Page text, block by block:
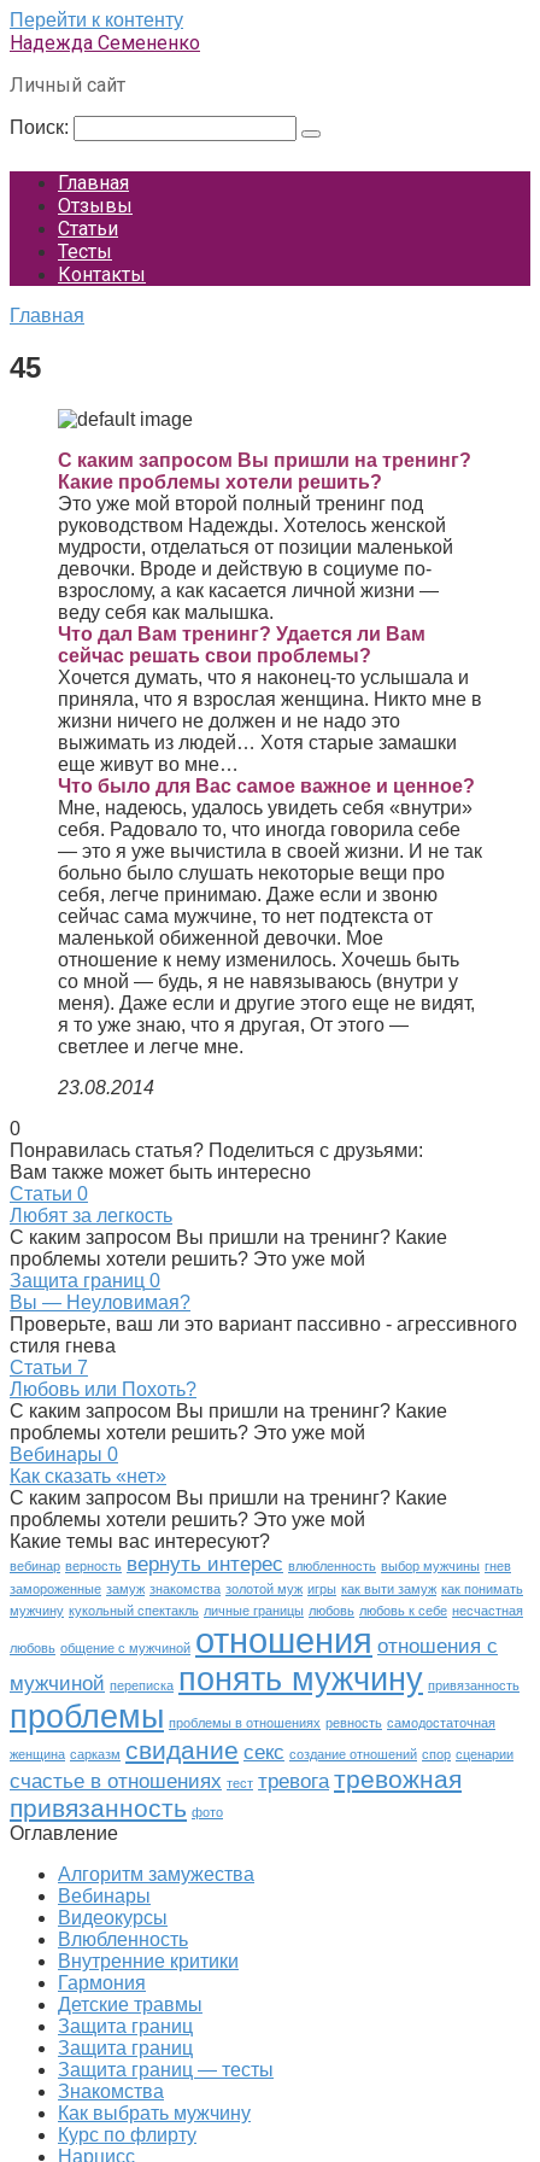
Перейти к контенту
Надежда Семененко
Личный сайт
Поиск:
Главная
Отзывы
Статьи
Тесты
Контакты
Главная
45
С каким запросом Вы пришли на тренинг?
Какие проблемы хотели решить?
Это уже мой второй полный тренинг под
руководством Надежды. Хотелось женской
мудрости, отделаться от позиции маленькой
девочки. Вроде и действую в социуме по-
взрослому, а как касается личной жизни —
веду себя как малышка.
Что дал Вам тренинг? Удается ли Вам
сейчас решать свои проблемы?
Хочется думать, что я наконец-то услышала и
приняла, что я взрослая женщина. Никто мне в
жизни ничего не должен и не надо это
выжимать из людей… Хотя старые замашки
еще живут во мне…
Что было для Вас самое важное и ценное?
Мне, надеюсь, удалось увидеть себя «внутри»
себя. Радовало то, что иногда говорила себе
— это я уже вычистила в своей жизни. И не так
больно было слушать некоторые вещи про
себя, легче принимаю. Даже если и звоню
сейчас сама мужчине, то нет подтекста от
маленькой обиженной девочки. Мое
отношение к нему изменилось. Хочешь быть
со мной — будь, я не навязываюсь (внутри у
меня). Даже если и другие этого еще не видят,
я то уже знаю, что я другая, От этого —
светлее и легче мне.
23.08.2014
0
Понравилась статья? Поделиться с друзьями:
Вам также может быть интересно
Статьи 0
Любят за легкость
С каким запросом Вы пришли на тренинг? Какие
проблемы хотели решить? Это уже мой
Защита границ 0
Вы — Неуловимая?
Проверьте, ваш ли это вариант пассивно - агрессивного
стиля гнева
Статьи 7
Любовь или Похоть?
С каким запросом Вы пришли на тренинг? Какие
проблемы хотели решить? Это уже мой
Вебинары 0
Как сказать «нет»
С каким запросом Вы пришли на тренинг? Какие
проблемы хотели решить? Это уже мой
Какие темы вас интересуют?
вебинар верность вернуть интерес влюбленность выбор мужчины гнев
замороженные замуж знакомства золотой муж игры как выти замуж как понимать
мужчину кукольный спектакль личные границы любовь любовь к себе несчастная
любовь общение с мужчиной отношения отношения с
мужчиной переписка понять мужчину привязанность
проблемы проблемы в отношениях ревность самодостаточная
женщина сарказм свидание секс создание отношений спор сценарии
счастье в отношениях тест тревога тревожная
привязанность фото
Оглавление
Алгоритм замужества
Вебинары
Видеокурсы
Влюбленность
Внутренние критики
Гармония
Детские травмы
Защита границ
Защита границ
Защита границ — тесты
Знакомства
Как выбрать мужчину
Курс по флирту
Нарцисс